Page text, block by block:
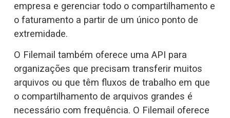
empresa e gerenciar todo o compartilhamento e
o faturamento a partir de um único ponto de
extremidade.
O Filemail também oferece uma API para
organizações que precisam transferir muitos
arquivos ou que têm fluxos de trabalho em que
o compartilhamento de arquivos grandes é
necessário com frequência. O Filemail oferece